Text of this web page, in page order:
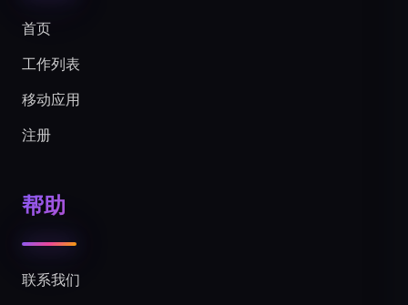
首页
工作列表
移动应用
注册
帮助
联系我们